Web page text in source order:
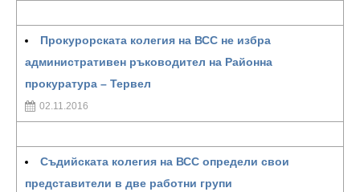
Прокурорската колегия на ВСС не избра
административен ръководител на Районна
прокуратура – Тервел
02.11.2016
Съдийската колегия на ВСС определи свои
представители в две работни групи